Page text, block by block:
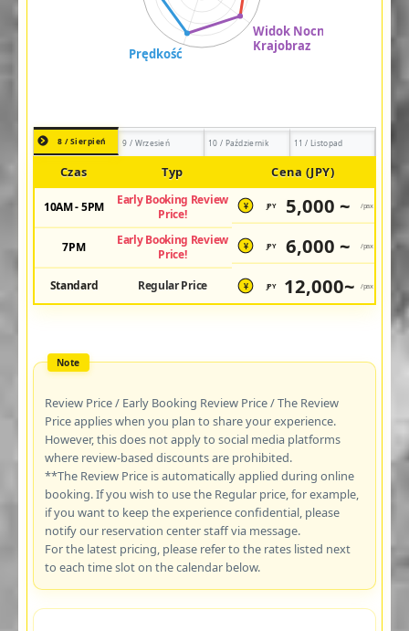
8 / Sierpień 9 / Wrzesień 10 / Październik 11 / Listopad
Czas Typ Cena (JPY)
10AM - 5PM
Early Booking Review
Price!
¥ JPY 5,000 ~ /pax
7PM
Early Booking Review
Price!
¥ JPY 6,000 ~ /pax
Standard Regular Price ¥ JPY 12,000~ /pax
Review Price / Early Booking Review Price / The Review
Price applies when you plan to share your experience.
However, this does not apply to social media platforms
where review-based discounts are prohibited.
**The Review Price is automatically applied during online
booking. If you wish to use the Regular price, for example,
if you want to keep the experience confidential, please
notify our reservation center staff via message.
For the latest pricing, please refer to the rates listed next
to each time slot on the calendar below.